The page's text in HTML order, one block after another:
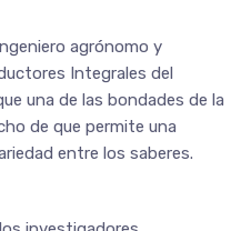
agrónomo y
Integrales del
una de las bondades de la
de que permite una
entre los saberes.